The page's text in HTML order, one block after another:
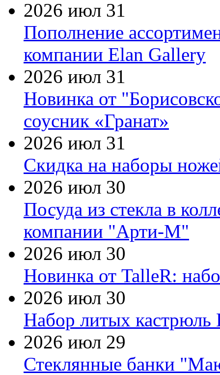
2026 июл 31
Пополнение
компании Elan Gallery
2026 июл 31
Новинка от
соусник «Гранат»
2026 июл 31
Скидка на наборы
2026 июл 30
Посуда из стекла в
компании "Арти-М"
2026 июл 30
Новинка от TalleR:
2026 июл 30
Набор литых кастрюль
2026 июл 29
Стеклянные банки